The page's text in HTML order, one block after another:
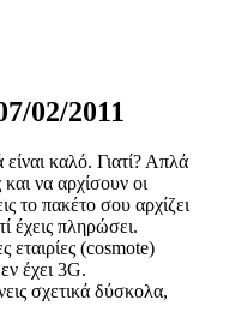
02/2011
καλό. Γιατί? Απλά
να αρχίσουν οι
το πακέτο σου αρχίζει
έχεις πληρώσει.
εταιρίες (cosmote)
έχει 3G.
σχετικά δύσκολα,